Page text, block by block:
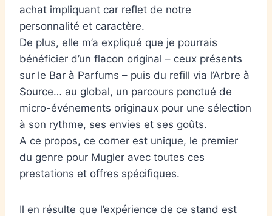
achat impliquant car reflet de notre
personnalité et caractère.
De plus, elle m’a expliqué que je pourrais
bénéficier d’un flacon original – ceux présents
sur le Bar à Parfums – puis du refill via l’Arbre à
Source… au global, un parcours ponctué de
micro-événements originaux pour une sélection
à son rythme, ses envies et ses goûts.
A ce propos, ce corner est unique, le premier
du genre pour Mugler avec toutes ces
prestations et offres spécifiques.
Il en résulte que l’expérience de ce stand est